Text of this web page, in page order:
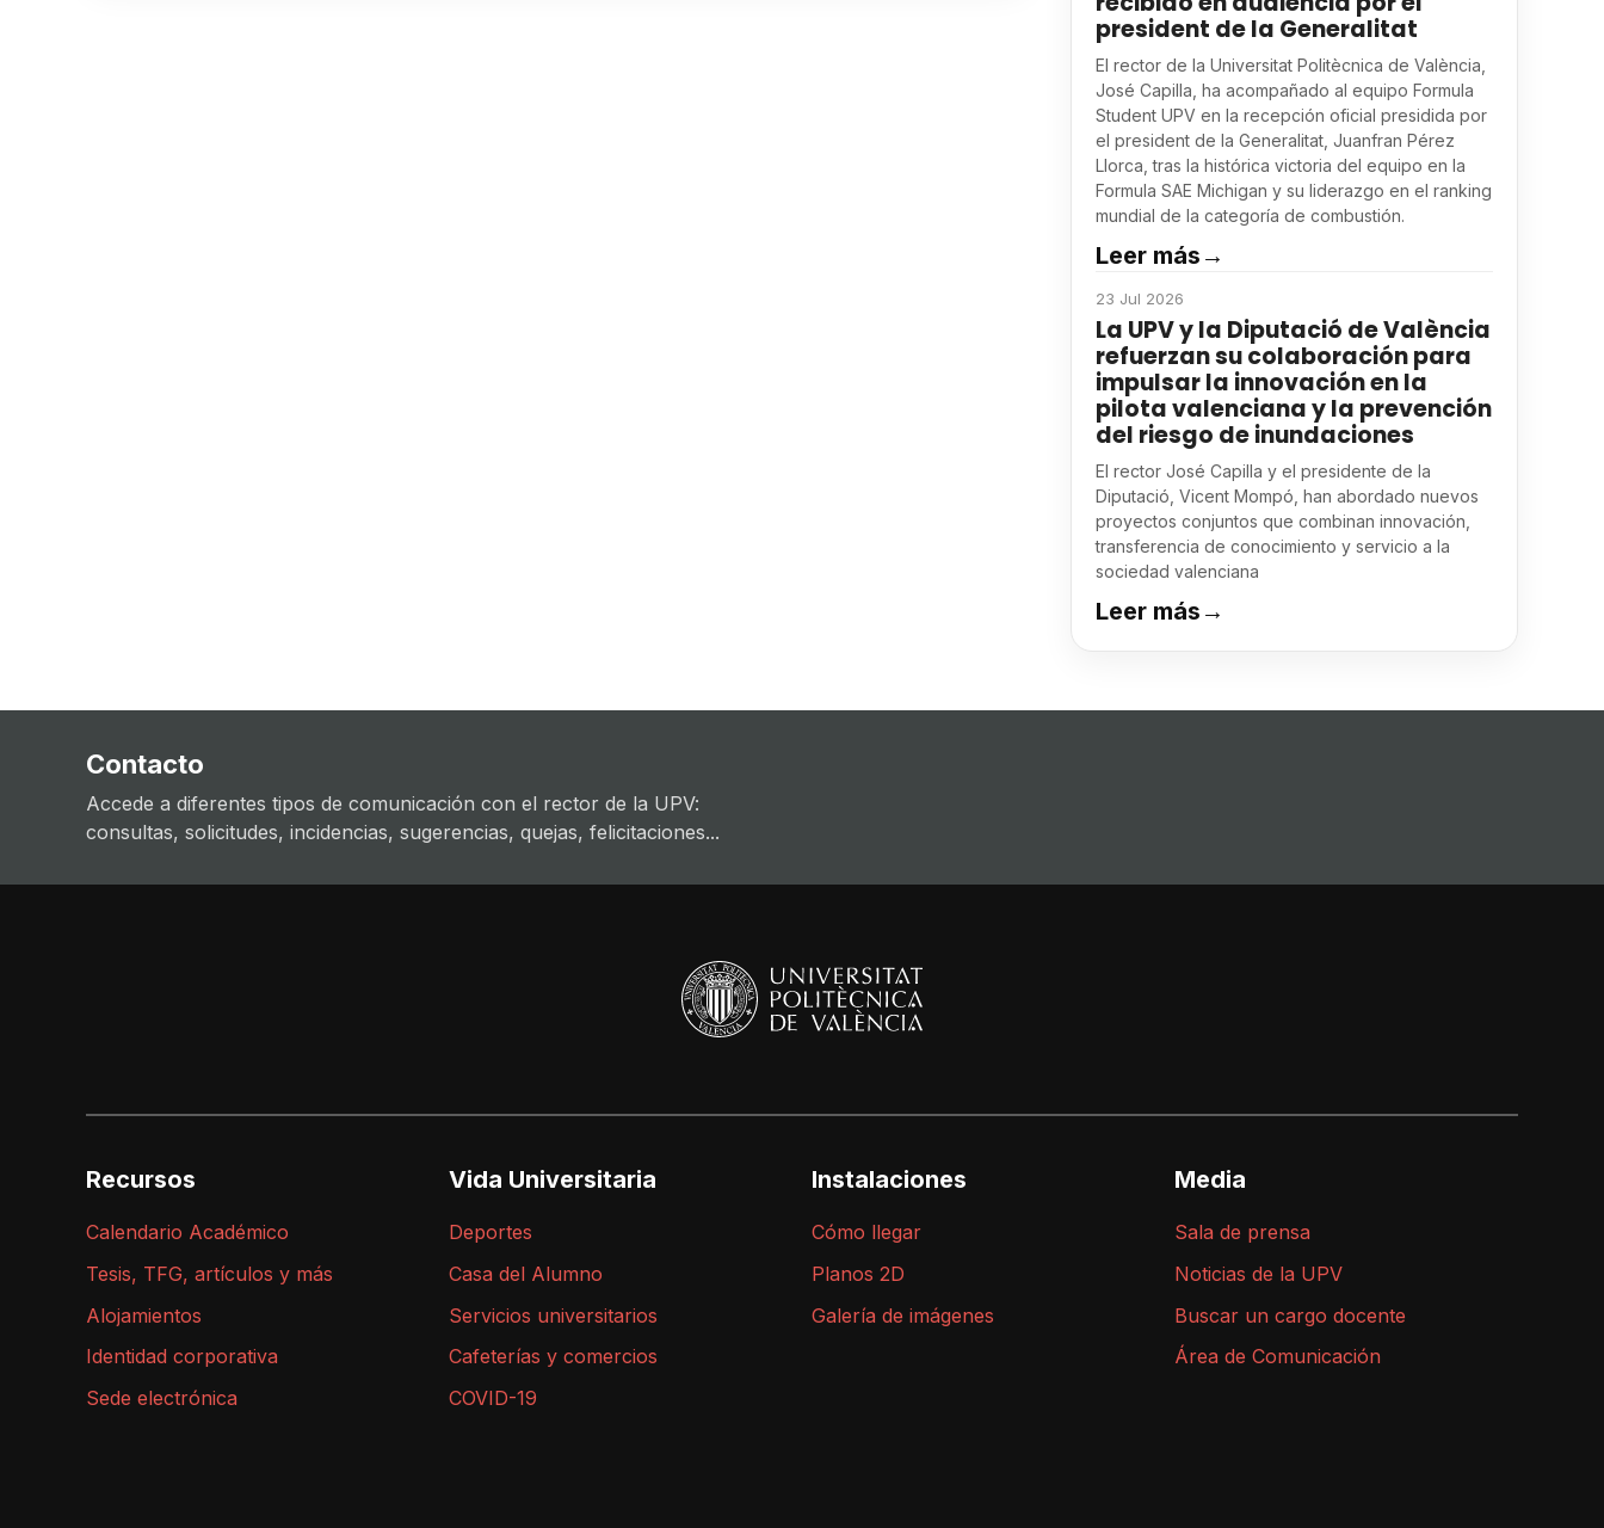
president de la Generalitat
El rector de la Universitat Politècnica de València,
José Capilla, ha acompañado al equipo Formula
Student UPV en la recepción oficial presidida por
el president de la Generalitat, Juanfran Pérez
Llorca, tras la histórica victoria del equipo en la
Formula SAE Michigan y su liderazgo en el ranking
mundial de la categoría de combustión.
Leer más →
23 Jul 2026
La UPV y la Diputació de València
refuerzan su colaboración para
impulsar la innovación en la
pilota valenciana y la prevención
del riesgo de inundaciones
El rector José Capilla y el presidente de la
Diputació, Vicent Mompó, han abordado nuevos
proyectos conjuntos que combinan innovación,
transferencia de conocimiento y servicio a la
sociedad valenciana
Leer más →
Contacto
Accede a diferentes tipos de comunicación con el rector de la UPV:
consultas, solicitudes, incidencias, sugerencias, quejas, felicitaciones...
Recursos
Calendario Académico
Tesis, TFG, artículos y más
Alojamientos
Identidad corporativa
Sede electrónica
Vida Universitaria
Deportes
Casa del Alumno
Servicios universitarios
Cafeterías y comercios
COVID-19
Instalaciones
Cómo llegar
Planos 2D
Galería de imágenes
Media
Sala de prensa
Noticias de la UPV
Buscar un cargo docente
Área de Comunicación